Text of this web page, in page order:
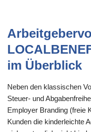
im Überblick
Neben den klassischen
Steuer- und
Employer Branding (freie
Kunden die kinderleichte